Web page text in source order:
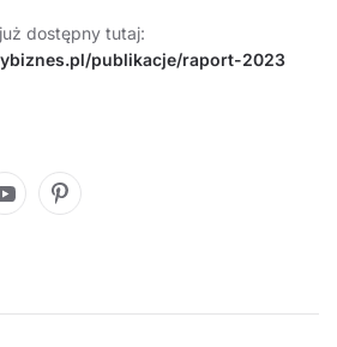
dostępny tutaj:
publikacje/raport-2023